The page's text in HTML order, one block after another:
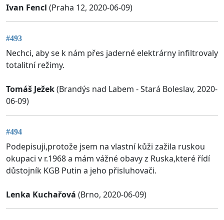
Ivan Fencl (Praha 12, 2020-06-09)
#493
Nechci, aby se k nám přes jaderné elektrárny infiltrovaly
totalitní režimy.
Tomáš Ježek(Brandýs nad Labem - Stará Boleslav, 2020-
06-09)
#494
Podepisuji,protože jsem na vlastní kůži zažila ruskou
okupaci v r.1968 a mám vážné obavy z Ruska,které řídí
důstojník KGB Putin a jeho přisluhovači.
Lenka Kuchařová (Brno, 2020-06-09)